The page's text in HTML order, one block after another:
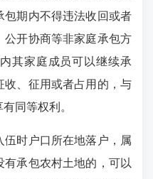
包期内不得违法收回或者
公开协商等非家庭承包方
其家庭成员可以继续承
收、征用或者占用的，与
同等权利。
时户口所在地落户，属
承包农村土地的，可以